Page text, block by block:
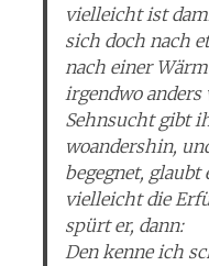
vielleicht ist
sich doch nach
nach einer
irgendwo anders
Sehnsucht gibt
woandershin,
begegnet,
vielleicht die
spürt er, dann:
Den kenne ich